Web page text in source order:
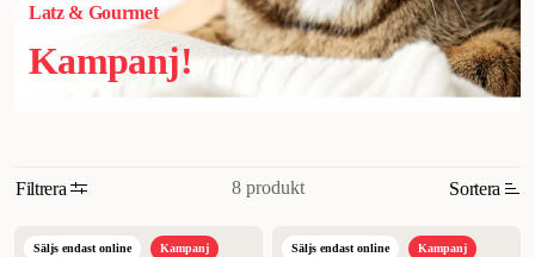
Latz & Gourmet
Kampanj!
Filtrera 8 produkt Sortera
Relevans
Säljs endast online Kampanj Säljs endast online Kampanj